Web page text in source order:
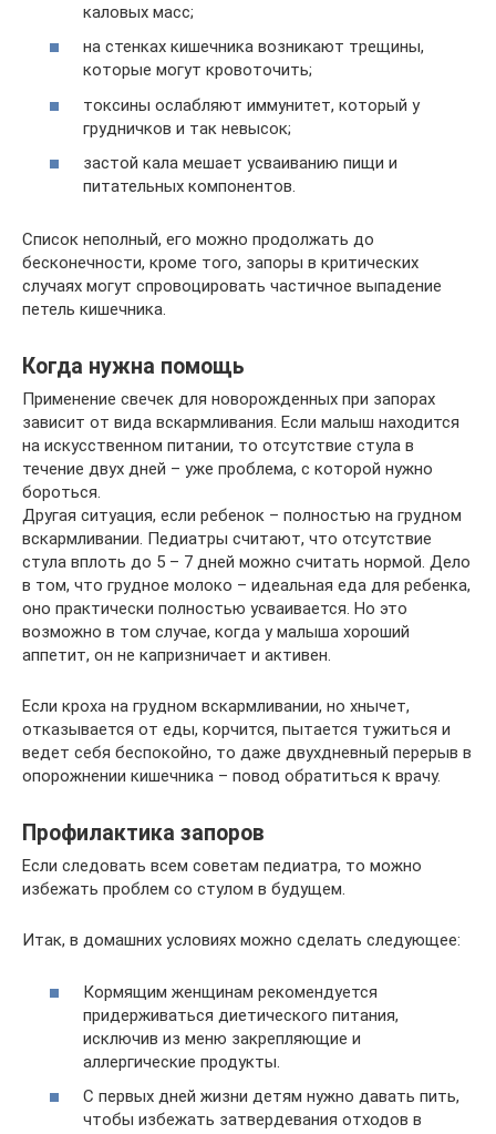
каловых масс;
на стенках кишечника возникают трещины,
которые могут кровоточить;
токсины ослабляют иммунитет, который у
грудничков и так невысок;
застой кала мешает усваиванию пищи и
питательных компонентов.
Список неполный, его можно продолжать до
бесконечности, кроме того, запоры в критических
случаях могут спровоцировать частичное выпадение
петель кишечника.
Когда нужна помощь
Применение свечек для новорожденных при запорах
зависит от вида вскармливания. Если малыш находится
на искусственном питании, то отсутствие стула в
течение двух дней – уже проблема, с которой нужно
бороться.
Другая ситуация, если ребенок – полностью на грудном
вскармливании. Педиатры считают, что отсутствие
стула вплоть до 5 – 7 дней можно считать нормой. Дело
в том, что грудное молоко – идеальная еда для ребенка,
оно практически полностью усваивается. Но это
возможно в том случае, когда у малыша хороший
аппетит, он не капризничает и активен.
Если кроха на грудном вскармливании, но хнычет,
отказывается от еды, корчится, пытается тужиться и
ведет себя беспокойно, то даже двухдневный перерыв в
опорожнении кишечника – повод обратиться к врачу.
Профилактика запоров
Если следовать всем советам педиатра, то можно
избежать проблем со стулом в будущем.
Итак, в домашних условиях можно сделать следующее:
Кормящим женщинам рекомендуется
придерживаться диетического питания,
исключив из меню закрепляющие и
аллергические продукты.
С первых дней жизни детям нужно давать пить,
чтобы избежать затвердевания отходов в